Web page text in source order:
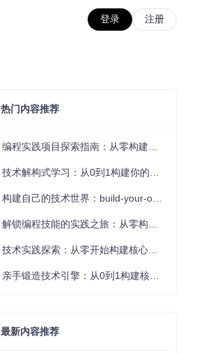
登录 注册
热门内容推荐
编程实践项目探索指南：从零构建技术能力体系
技术解构式学习：从0到1构建你的编程知识体系
构建自己的技术世界：build-your-own-x项目的实践探索指南
解锁编程技能的实践之旅：从零构建你的技术世界
技术实践探索：从零开始构建核心系统的实践指南
亲手锻造技术引擎：从0到1构建核心系统的实践指南
最新内容推荐